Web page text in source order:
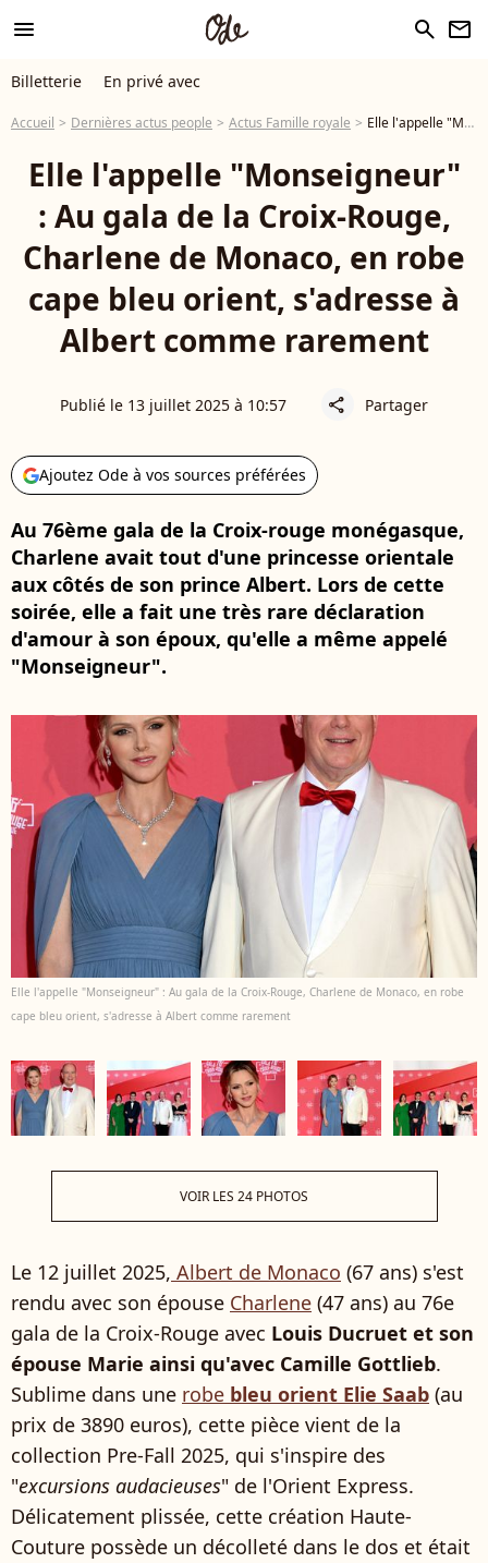
menu search newsletter
Billetterie En privé avec
Accueil Dernières actus people Actus Famille royale Elle l'appelle "Monseigneur" : Au gala de la Croix-Rouge, Charlene de Monaco, en robe cape bleu orient, s'adresse à Albert comme rarement
Elle l'appelle "Monseigneur"
: Au gala de la Croix-Rouge,
Charlene de Monaco, en robe
cape bleu orient, s'adresse à
Albert comme rarement
Publié le 13 juillet 2025 à 10:57 share Partager
Ajoutez Ode à vos sources préférées
Au 76ème gala de la Croix-rouge monégasque,
Charlene avait tout d'une princesse orientale
aux côtés de son prince Albert. Lors de cette
soirée, elle a fait une très rare déclaration
d'amour à son époux, qu'elle a même appelé
"Monseigneur".
Elle l'appelle "Monseigneur" : Au gala de la Croix-Rouge, Charlene de Monaco, en robe
cape bleu orient, s'adresse à Albert comme rarement
VOIR LES 24 PHOTOS
Le 12 juillet 2025, Albert de Monaco (67 ans) s'est
rendu avec son épouse Charlene (47 ans) au 76e
gala de la Croix-Rouge avec Louis Ducruet et son
épouse Marie ainsi qu'avec Camille Gottlieb.
Sublime dans une robe bleu orient Elie Saab (au
prix de 3890 euros), cette pièce vient de la
collection Pre-Fall 2025, qui s'inspire des
"excursions audacieuses" de l'Orient Express.
Délicatement plissée, cette création Haute-
Couture possède un décolleté dans le dos et était